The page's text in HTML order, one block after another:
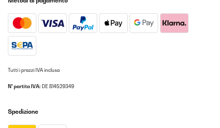
Tutti i prezzi IVA inclusa
N° partita IVA: DE 814529349
Spedizione